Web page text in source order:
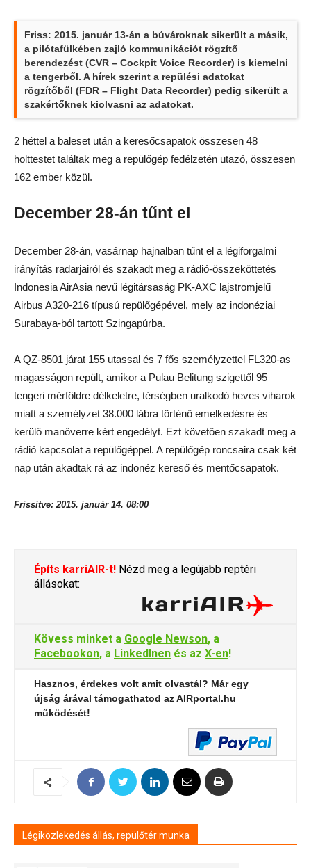
Friss: 2015. január 13-án a búvároknak sikerült a másik,
a pilótafülkében zajló kommunikációt rögzítő
berendezést (CVR – Cockpit Voice Recorder) is kiemelni
a tengerből. A hírek szerint a repülési adatokat
rögzítőből (FDR – Flight Data Recorder) pedig sikerült a
szakértőknek kiolvasni az adatokat.
2 héttel a baleset után a keresőcsapatok összesen 48
holttestet találtak meg a repülőgép fedélzetén utazó, összesen
162 ember közül.
December 28-án tűnt el
December 28-án, vasárnap hajnalban tűnt el a légiforgalmi
irányítás radarjairól és szakadt meg a rádió-összeköttetés
Indonesia AirAsia nevű légitársaság PK-AXC lajstromjelű
Airbus A320-216 típusú repülőgépével, mely az indonéziai
Surabaya-ból tartott Szingapúrba.
A QZ-8501 járat 155 utassal és 7 fős személyzettel FL320-as
magasságon repült, amikor a Pulau Belitung szigettől 95
tengeri mérföldre délkeletre, térségben uralkodó heves viharok
miatt a személyzet 38.000 lábra történő emelkedésre és
kerülő manőverre kért engedélyt. Ezt követően szakadt meg a
rádió kapcsolat a repülőgéppel. A repülőgép roncsaira csak két
nap után akadtak rá az indonéz kereső és mentőcsapatok.
Frissítve: 2015. január 14. 08:00
Építs karriAIR-t! Nézd meg a legújabb reptéri
állásokat:
Kövess minket a Google Newson, a
Facebookon, a LinkedInen és az X-en!
Hasznos, érdekes volt amit olvastál? Már egy
újság árával támogathatod az AIRportal.hu
működését!
Légiközlekedés állás, repülőtér munka